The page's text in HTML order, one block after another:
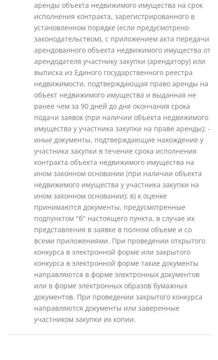
аренды объекта недвижимого имущества на срок
исполнения контракта, зарегистрированного в
установленном порядке (если предусмотрено
законодательством), с приложением акта передачи
арендованного объекта недвижимого имущества от
арендодателя участнику закупки (арендатору) или
выписка из Единого государственного реестра
недвижимости, подтверждающая право аренды на
объект недвижимого имущества и выданная не
ранее чем за 90 дней до дня окончания срока
подачи заявок (при наличии объекта недвижимого
имущества у участника закупки на праве аренды); -
иные документы, подтверждающие нахождение у
участника закупки в течение срока исполнения
контракта объекта недвижимого имущества на
ином законном основании (при наличии объекта
недвижимого имущества у участника закупки на
ином законном основании); в) к оценке
принимаются документы, предусмотренные
подпунктом "б" настоящего пункта, в случае их
представления в заявке в полном объеме и со
всеми приложениями. При проведении открытого
конкурса в электронной форме или закрытого
конкурса в электронной форме такие документы
направляются в форме электронных документов
или в форме электронных образов бумажных
документов. При проведении закрытого конкурса
направляются документы или заверенные
участником закупки их копии.